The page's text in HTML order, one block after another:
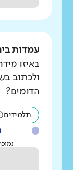
עמדות
באיזו
ולכתוב
הדומים?
תלמידים